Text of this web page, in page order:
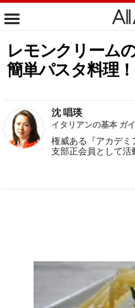
レモンクリーム
簡単パスタ料理！
沈 唱瑛
イタリアンの基本 ガ
権威ある『アカデミ
支部正会員として活